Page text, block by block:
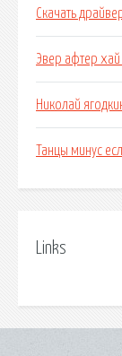
Скачать
Эвер афтер хай
Николай
Танцы минус
Links